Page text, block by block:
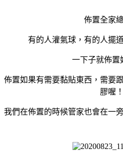
佈置全家
有的人灌氣球，有的人擺
一下子就佈置
佈置如果有需要黏貼東西，需要
膠喔！
我們在佈置的時候管家也會在一